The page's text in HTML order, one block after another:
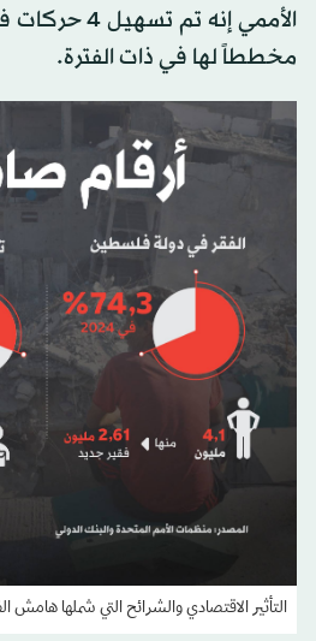
مخططاً لها في ذات الفترة.
التأثير الاقتصادي والشرائح التي شملها هامش